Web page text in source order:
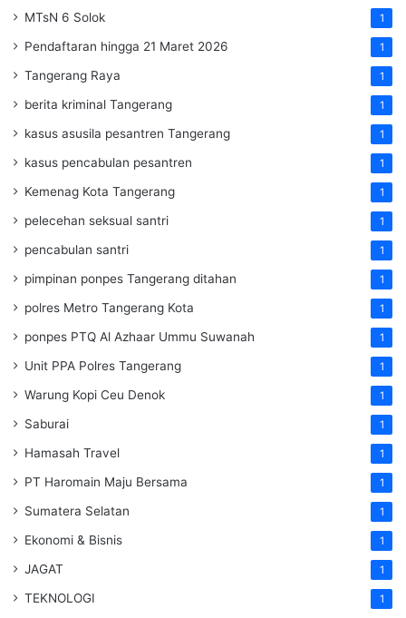
MTsN 6 Solok 1
Pendaftaran hingga 21 Maret 2026 1
Tangerang Raya 1
berita kriminal Tangerang 1
kasus asusila pesantren Tangerang 1
kasus pencabulan pesantren 1
Kemenag Kota Tangerang 1
pelecehan seksual santri 1
pencabulan santri 1
pimpinan ponpes Tangerang ditahan 1
polres Metro Tangerang Kota 1
ponpes PTQ Al Azhaar Ummu Suwanah 1
Unit PPA Polres Tangerang 1
Warung Kopi Ceu Denok 1
Saburai 1
Hamasah Travel 1
PT Haromain Maju Bersama 1
Sumatera Selatan 1
Ekonomi & Bisnis 1
JAGAT 1
TEKNOLOGI 1